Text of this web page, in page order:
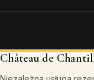
Château de